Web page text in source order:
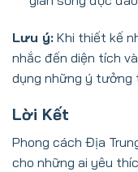
Lưu ý: Khi thiết kế
nhắc đến diện tích
dụng những ý tưởng
Lời Kết
Phong cách Địa
cho những ai yêu